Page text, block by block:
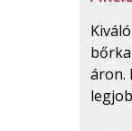
áron.